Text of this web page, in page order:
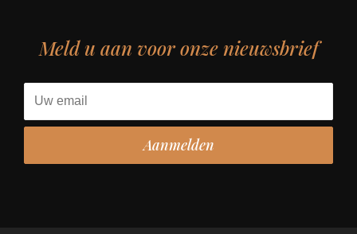
Meld u aan voor onze nieuwsbrief